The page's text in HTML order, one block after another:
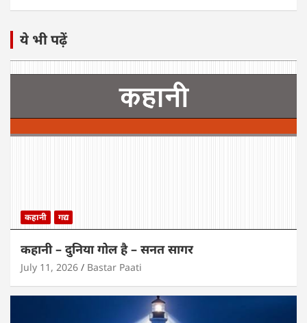
ये भी पढ़ें
कहानी गद्य
कहानी – दुनिया गोल है – सनत सागर
July 11, 2026 Bastar Paati